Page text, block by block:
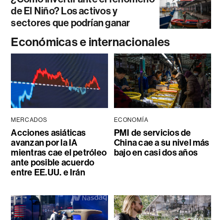
de El Niño? Los activos y
sectores que podrían ganar
Económicas e internacionales
MERCADOS
Acciones asiáticas
avanzan por la IA
mientras cae el petróleo
ante posible acuerdo
entre EE.UU. e Irán
ECONOMÍA
PMI de servicios de
China cae a su nivel más
bajo en casi dos años